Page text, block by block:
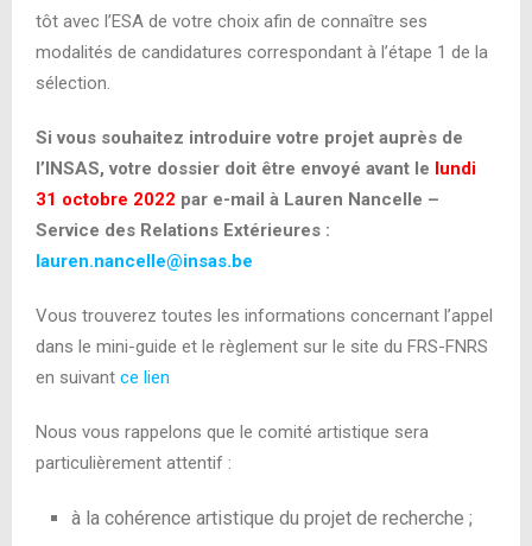
tôt avec l’ESA de votre choix afin de connaître ses
modalités de candidatures correspondant à l’étape 1 de la
sélection.
Si vous souhaitez introduire votre projet auprès de
l’INSAS, votre dossier doit être envoyé avant le lundi
31 octobre 2022 par e-mail à Lauren Nancelle –
Service des Relations Extérieures :
lauren.nancelle@insas.be
Vous trouverez toutes les informations concernant l’appel
dans le mini-guide et le règlement sur le site du FRS-FNRS
en suivant ce lien
Nous vous rappelons que le comité artistique sera
particulièrement attentif :
à la cohérence artistique du projet de recherche ;